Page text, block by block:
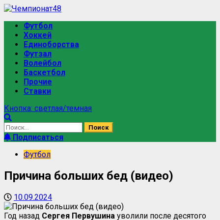
Футбол
Хоккей
Единоборства
Футзал
Волейбол
Баскетбол
Прочие
Ставки
Кнопка: светлая/темная
Подписаться
Футбол
Причина больших бед (видео)
10.09.2024
Год назад Сергея Первушина уволили после десятого